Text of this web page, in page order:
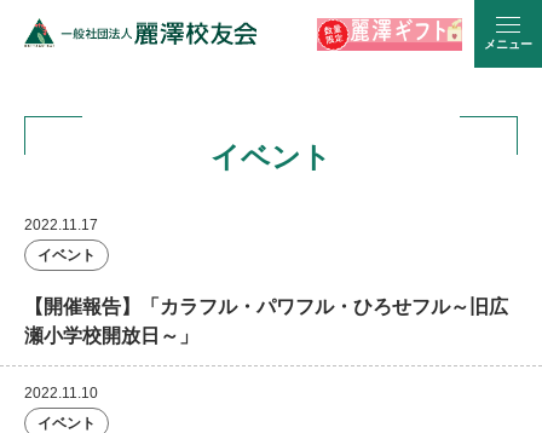
メニュー
イベント
2022.11.17
イベント
【開催報告】「カラフル・パワフル・ひろせフル～旧広
瀬小学校開放日～」
2022.11.10
イベント